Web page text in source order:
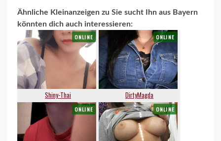
Ähnliche Kleinanzeigen zu Sie sucht Ihn aus Bayern
könnten dich auch interessieren: